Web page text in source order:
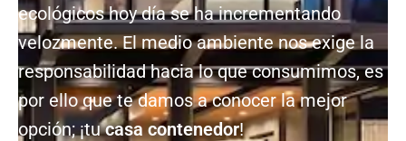
ecológicos hoy día se ha incrementando
velozmente. El medio ambiente nos exige la
responsabilidad hacia lo que consumimos, es
por ello que te damos a conocer la mejor
opción; ¡tucasa contenedor!